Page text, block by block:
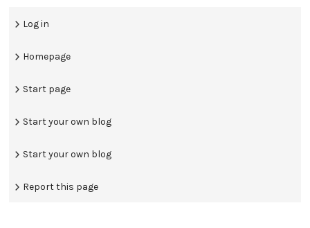
Log in
Homepage
Start page
Start your own blog
Start your own blog
Report this page